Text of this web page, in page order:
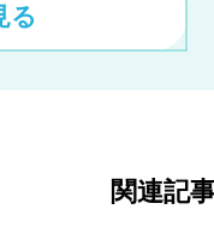
る
関連記